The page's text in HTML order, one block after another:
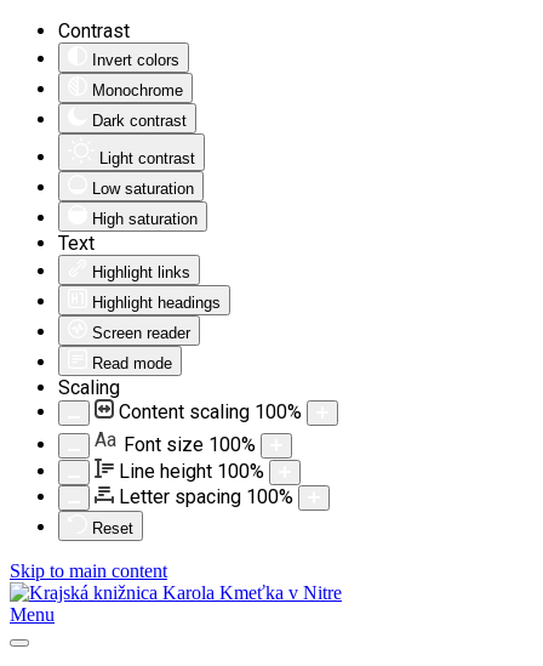
Contrast
Invert colors
Monochrome
Dark contrast
Light contrast
Low saturation
High saturation
Text
Highlight links
Highlight headings
Screen reader
Read mode
Scaling
Content scaling 100%
Aa Font size 100%
Line height 100%
Letter spacing 100%
Reset
Skip to main content
Menu